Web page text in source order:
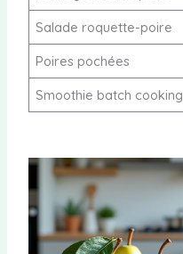
Salade roquette-poire
Poires pochées
Smoothie batch cooking